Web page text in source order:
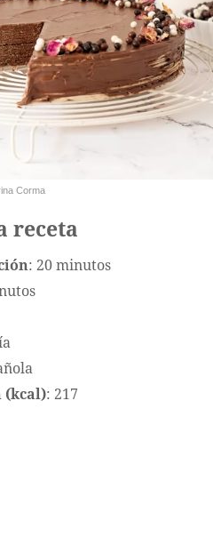
Corma
receta
: 20 minutos
(kcal): 217